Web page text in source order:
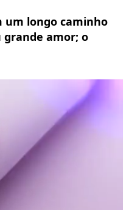
um longo caminho
amor; o